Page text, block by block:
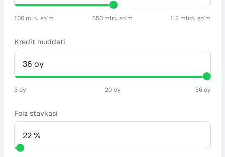
100 mln. soʻm 650 mln. soʻm 1.2 mlrd. soʻm
Kredit muddati
3 oy 20 oy 36 oy
Foiz stavkasi